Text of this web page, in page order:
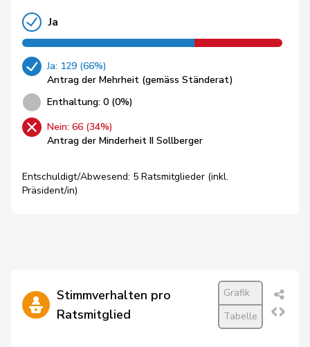
Ja
Ja: 129 (66%)
Antrag der Mehrheit (gemäss Ständerat)
Enthaltung: 0 (0%)
Nein: 66 (34%)
Antrag der Minderheit II Sollberger
Entschuldigt/Abwesend: 5 Ratsmitglieder (inkl.
Präsident/in)
Stimmverhalten pro
Ratsmitglied
Grafik
Tabelle